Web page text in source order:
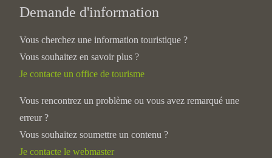
Demande d'information
Vous cherchez une information touristique ?
Vous souhaitez en savoir plus ?
Je contacte un office de tourisme
Vous rencontrez un problème ou vous avez remarqué une
erreur ?
Vous souhaitez soumettre un contenu ?
Je contacte le webmaster